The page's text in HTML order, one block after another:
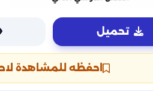
تحميل
احفظه للمشاهدة